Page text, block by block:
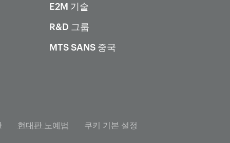
E2M 기술
R&D 그룹
MTS SANS 중국
현대판 노예법 쿠키 기본 설정